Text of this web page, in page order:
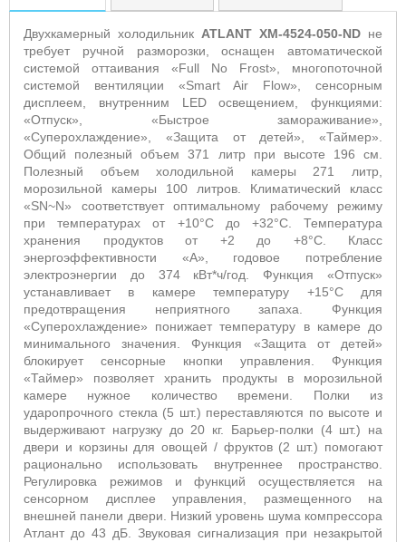
Двухкамерный холодильник ATLANT XM-4524-050-ND не
требует ручной разморозки, оснащен автоматической
системой оттаивания «Full No Frost», многопоточной
системой вентиляции «Smart Air Flow»,сенсорным
дисплеем, внутренним LED
освещением, функциями:
«Отпуск», «Быстрое замораживание»,
«Суперохлаждение», «Защита от детей», «Таймер».
Общий полезный объем 371 литр при высоте 196 см.
Полезный объем холодильной камеры 271 литр,
морозильной камеры 100 литров. Климатический класс
«SN~N» соответствует оптимальному рабочему режиму
при температурах от +10°С до +32°С. Температура
хранения продуктов от +2 до +8°С. Класс
энергоэффективности «А», годовое потребление
электроэнергии до 374 кВт*ч/год. Функция «Отпуск»
устанавливает в камере температуру +15°С для
предотвращения неприятного запаха. Функция
«Суперохлаждение» понижает температуру в камере до
минимального значения. Функция «Защита от детей»
блокирует сенсорные кнопки управления. Функция
«Таймер» позволяет хранить продукты в морозильной
камере нужное количество времени. Полки из
ударопрочного стекла (5 шт.) переставляются по высоте и
выдерживают нагрузку до 20 кг. Барьер-полки (4 шт.) на
двери и корзины для овощей / фруктов (2 шт.) помогают
рационально использовать внутреннее пространство.
Регулировка режимов и функций осуществляется на
сенсорном дисплее управления, размещенного на
внешней панели двери. Низкий уровень шума компрессора
Атлант до 43 дБ. Звуковая сигнализация при незакрытой